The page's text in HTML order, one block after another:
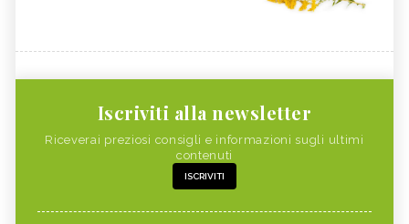
Iscriviti alla newsletter
Riceverai preziosi consigli e informazioni sugli ultimi
contenuti
ISCRIVITI